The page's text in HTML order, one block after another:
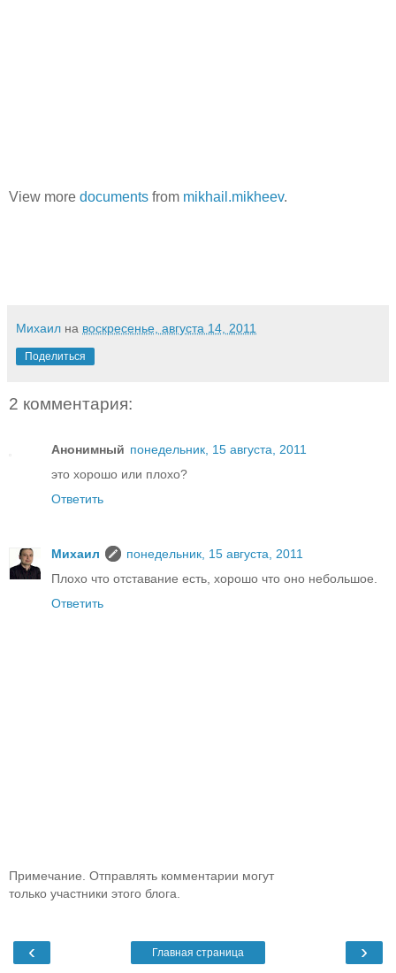
View more documents from mikhail.mikheev.
Михаил на воскресенье, августа 14, 2011
Поделиться
2 комментария:
Анонимный понедельник, 15 августа, 2011
это хорошо или плохо?
Ответить
Михаил
понедельник, 15 августа, 2011
Плохо что отставание есть, хорошо что оно небольшое.
Ответить
Примечание. Отправлять комментарии могут
только участники этого блога.
‹ ›
Главная страница